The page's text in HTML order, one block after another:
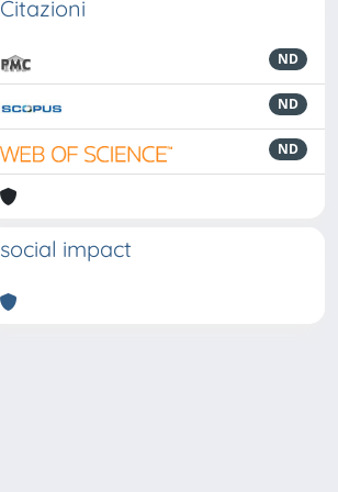
Citazioni
ND
ND
ND
social impact